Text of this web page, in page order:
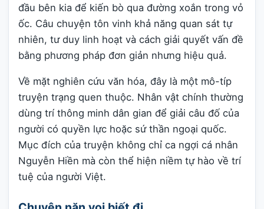
đầu bên kia để kiến bò qua đường xoắn trong vỏ
ốc. Câu chuyện tôn vinh khả năng quan sát tự
nhiên, tư duy linh hoạt và cách giải quyết vấn đề
bằng phương pháp đơn giản nhưng hiệu quả.
Về mặt nghiên cứu văn hóa, đây là một mô-típ
truyện trạng quen thuộc. Nhân vật chính thường
dùng trí thông minh dân gian để giải câu đố của
người có quyền lực hoặc sứ thần ngoại quốc.
Mục đích của truyện không chỉ ca ngợi cá nhân
Nguyễn Hiền mà còn thể hiện niềm tự hào về trí
tuệ của người Việt.